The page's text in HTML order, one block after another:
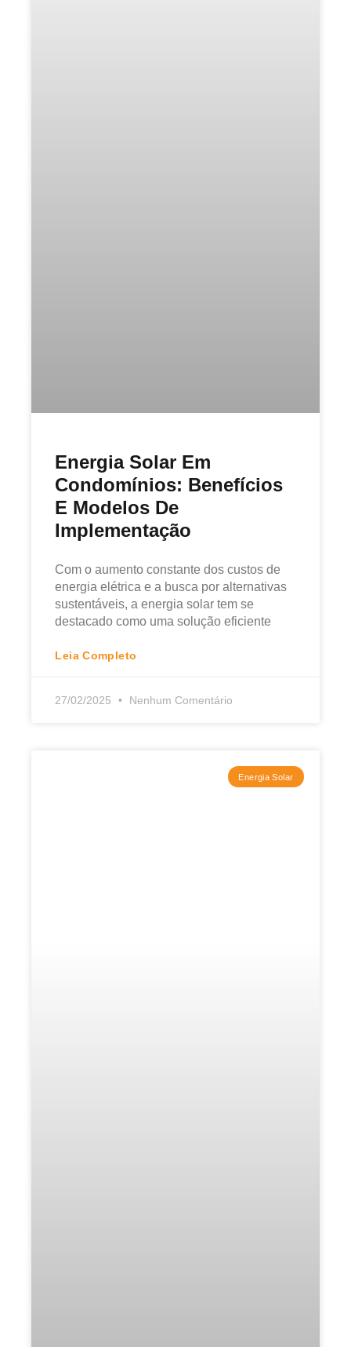
Energia Solar Em
Condomínios: Benefícios
E Modelos De
Implementação
Com o aumento constante dos custos de
energia elétrica e a busca por alternativas
sustentáveis, a energia solar tem se
destacado como uma solução eficiente
Leia Completo
27/02/2025 Nenhum Comentário
Energia Solar